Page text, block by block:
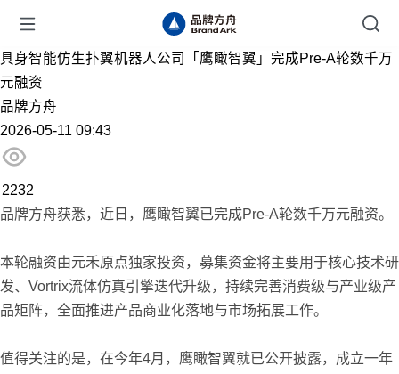
具身智能仿生扑翼机器人公司「鹰瞰智翼」完成Pre-A轮数千万
元融资
品牌方舟
2026-05-11 09:43
2232
品牌方舟获悉，近日，鹰瞰智翼已完成Pre-A轮数千万元融资。
本轮融资由元禾原点独家投资，募集资金将主要用于核心技术研
发、Vortrix流体仿真引擎迭代升级，持续完善消费级与产业级产
品矩阵，全面推进产品商业化落地与市场拓展工作。
值得关注的是，在今年4月，鹰瞰智翼就已公开披露，成立一年